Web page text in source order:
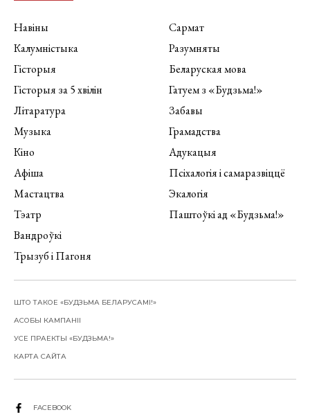
Навіны
Калумністыка
Гісторыя
Гісторыя за 5 хвілін
Літаратура
Музыка
Кіно
Афіша
Мастацтва
Тэатр
Вандроўкі
Трызуб і Пагоня
Сармат
Разумняты
Беларуская мова
Гатуем з «Будзьма!»
Забавы
Грамадства
Адукацыя
Псіхалогія і самаразвіццё
Экалогія
Паштоўкі ад «Будзьма!»
ШТО ТАКОЕ «БУДЗЬМА БЕЛАРУСАМІ!»
АСОБЫ КАМПАНІІ
УСЕ ПРАЕКТЫ «БУДЗЬМА!»
КАРТА САЙТА
FACEBOOK